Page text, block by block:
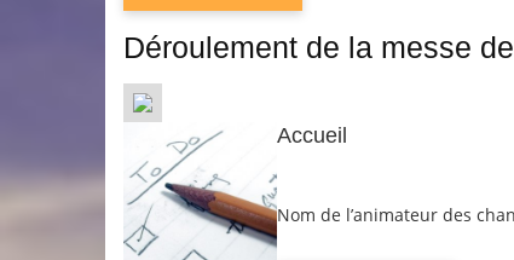
Déroulement de la messe
Accueil
Nom de l’animateur des